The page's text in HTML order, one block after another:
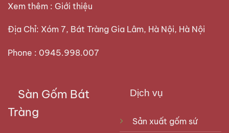
Xem thêm : Giới thiệu
Địa Chỉ: Xóm 7, Bát Tràng Gia Lâm, Hà Nội, Hà Nội
Phone : 0945.998.007
Sàn Gốm Bát
Tràng
Dịch vụ
Sản xuất gốm sứ